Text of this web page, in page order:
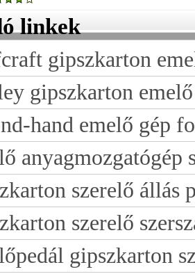
linkek
gipszkarton
gipszkarton emelő
hand emelő gép
anyagmozgatógép
szerelő állás
szerelő
gipszkarton